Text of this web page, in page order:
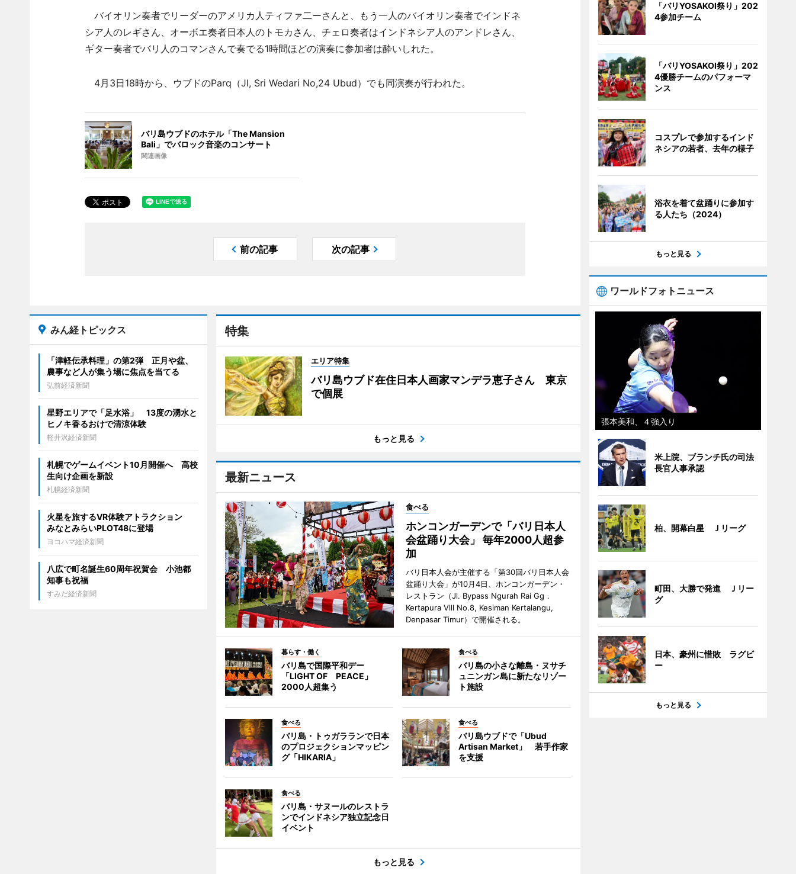
バイオリン奏者でリーダーのアメリカ人ティファ二ーさんと、もう一人のバイオリン奏者でインドネ
シア人のレギさん、オーボエ奏者日本人のトモカさん、チェロ奏者はインドネシア人のアンドレさん、
ギター奏者でバリ人のコマンさんで奏でる1時間ほどの演奏に参加者は酔いしれた。
4月3日18時から、ウブドのParq（Jl, Sri Wedari No,24 Ubud）でも同演奏が行われた。
バリ島ウブドのホテル「The Mansion
Bali」でバロック音楽のコンサート
関連画像
前の記事 次の記事
特集
エリア特集
バリ島ウブド在住日本人画家マンデラ恵子さん 東京
で個展
もっと見る
最新ニュース
食べる
ホンコンガーデンで「バリ日本人
会盆踊り大会」 毎年2000人超参
加
バリ日本人会が主催する「第30回バリ日本人会
盆踊り大会」が10月4日、ホンコンガーデン・
レストラン（Jl. Bypass Ngurah Rai Gg．
Kertapura Vlll No.8, Kesiman Kertalangu,
Denpasar Timur）で開催される。
暮らす・働く
バリ島で国際平和デー
「LIGHT OF PEACE」
2000人超集う
食べる
バリ島の小さな離島・ヌサチ
ュニンガン島に新たなリゾー
ト施設
食べる
バリ島・トゥガラランで日本
のプロジェクションマッピン
グ「HIKARIA」
食べる
バリ島ウブドで「Ubud
Artisan Market」 若手作家
を支援
食べる
バリ島・サヌールのレストラ
ンでインドネシア独立記念日
イベント
もっと見る
みん経トピックス
「津軽伝承料理」の第2弾 正月や盆、
農事など人が集う場に焦点を当てる
弘前経済新聞
星野エリアで「足水浴」 13度の湧水と
ヒノキ香るおけで清涼体験
軽井沢経済新聞
札幌でゲームイベント10月開催へ 高校
生向け企画を新設
札幌経済新聞
火星を旅するVR体験アトラクション
みなとみらいPLOT48に登場
ヨコハマ経済新聞
八広で町名誕生60周年祝賀会 小池都
知事も祝福
すみだ経済新聞
「バリYOSAKOI祭り」202
4参加チーム
「バリYOSAKOI祭り」202
4優勝チームのパフォーマ
ンス
コスプレで参加するインド
ネシアの若者、去年の様子
浴衣を着て盆踊りに参加す
る人たち（2024）
もっと見る
ワールドフォトニュース
張本美和、４強入り
米上院、ブランチ氏の司法
長官人事承認
柏、開幕白星 Ｊリーグ
町田、大勝で発進 Ｊリー
グ
日本、豪州に惜敗 ラグビ
ー
もっと見る